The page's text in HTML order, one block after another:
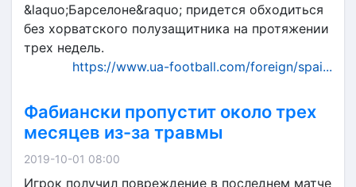
&laquo;Барселоне&raquo; придется обходиться
без хорватского полузащитника на протяжении
трех недель.
https://www.ua-football.com/foreign/spai...
Фабиански пропустит около трех
месяцев из-за травмы
2019-10-01 08:00
Игрок получил повреждение в последнем матче